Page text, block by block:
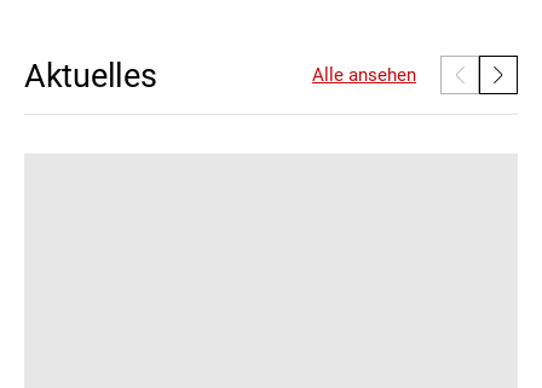
Aktuelles Alle ansehen